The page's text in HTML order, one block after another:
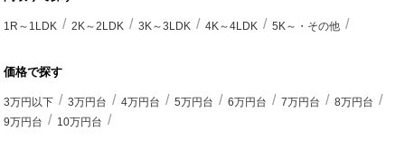
1R～1LDK 2K～2LDK 3K～3LDK 4K～4LDK 5K～・その他
価格で探す
3万円以下 3万円台 4万円台 5万円台 6万円台 7万円台
8万円台
9万円台
10万円台